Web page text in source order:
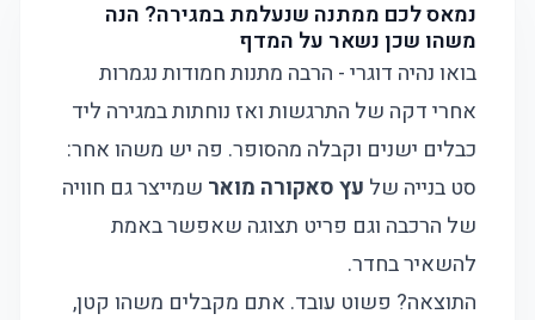
נמאס לכם ממתנה שנעלמת במגירה? הנה
משהו שכן נשאר על המדף
בואו נהיה דוגרי - הרבה מתנות חמודות נגמרות
אחרי דקה של התרגשות ואז נוחתות במגירה ליד
כבלים ישנים וקבלה מהסופר. פה יש משהו אחר:
סט בנייה של עץ סאקורה מואר שמייצר גם חוויה
של הרכבה וגם פריט תצוגה שאפשר באמת
להשאיר בחדר.
התוצאה? פשוט עובד. אתם מקבלים משהו קטן,